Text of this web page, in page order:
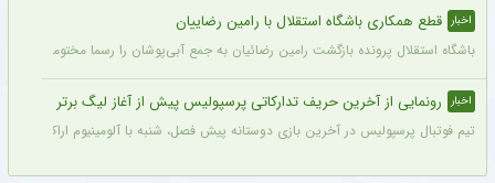
اخبار قطع همکاری باشگاه استقلال با رامین رضاییان
باشگاه استقلال پرونده بازگشت رامین رضائیان به جمع آبی‌پوشان را رسما مختومه اعلام
اخبار رونمایی از آخرین حریف تدارکاتی پرسپولیس پیش از آغاز لیگ برتر
تیم فوتبال پرسپولیس در آخرین بازی دوستانه پیش فصل، شنبه با آلومینیوم اراک دیدار